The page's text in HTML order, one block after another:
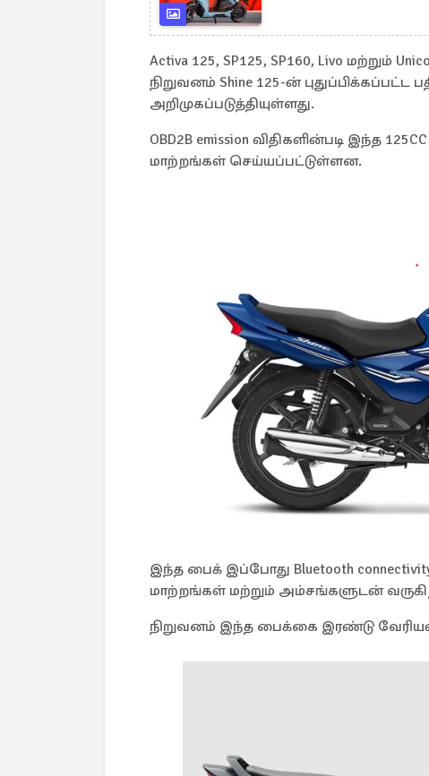
Activa 125, SP125, SP160, Livo
நிறுவனம் Shine 125-ன் புதுப்பிக்கப்பட்ட
அறிமுகப்படுத்தியுள்ளது.
OBD2B emission விதிகளின்படி இந்த
மாற்றங்கள் செய்யப்பட்டுள்ளன.
இந்த பைக் இப்போது Bluetooth
மாற்றங்கள் மற்றும் அம்சங்களுடன்
நிறுவனம் இந்த பைக்கை இரண்டு